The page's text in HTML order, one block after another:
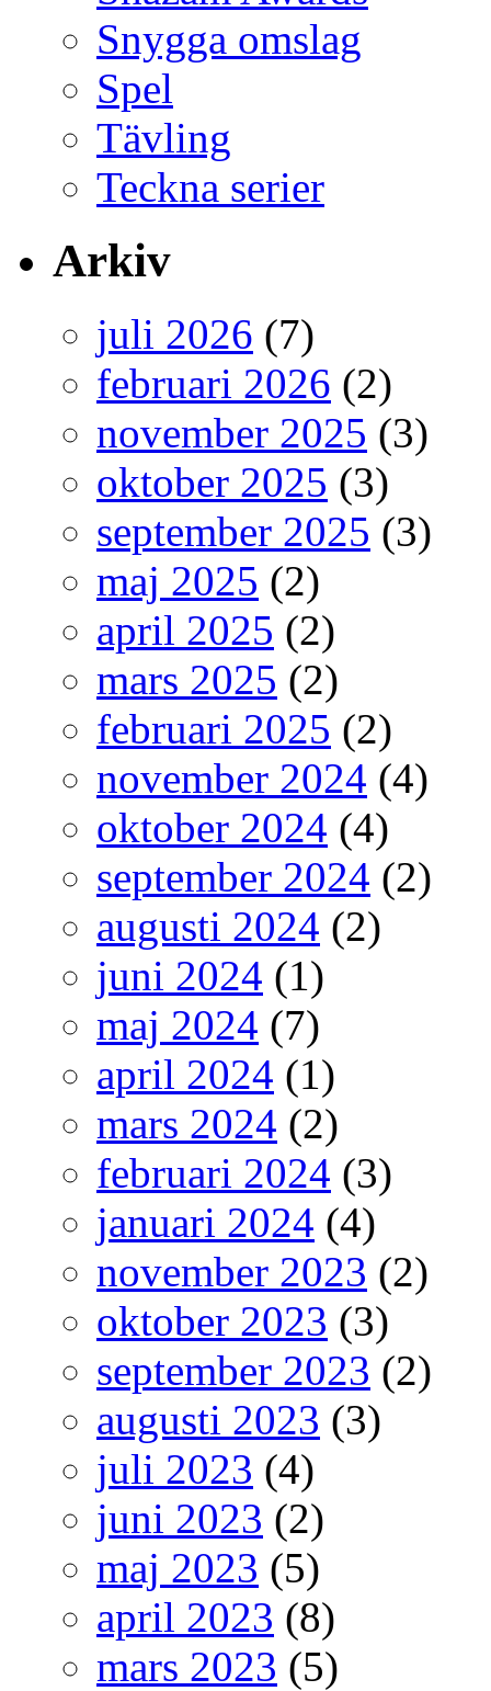
Snygga omslag
Spel
Tävling
Teckna serier
Arkiv
juli 2026 (7)
februari 2026 (2)
november 2025 (3)
oktober 2025 (3)
september 2025 (3)
maj 2025 (2)
april 2025 (2)
mars 2025 (2)
februari 2025 (2)
november 2024 (4)
oktober 2024 (4)
september 2024 (2)
augusti 2024 (2)
juni 2024 (1)
maj 2024 (7)
april 2024 (1)
mars 2024 (2)
februari 2024 (3)
januari 2024 (4)
november 2023 (2)
oktober 2023 (3)
september 2023 (2)
augusti 2023 (3)
juli 2023 (4)
juni 2023 (2)
maj 2023 (5)
april 2023 (8)
mars 2023 (5)